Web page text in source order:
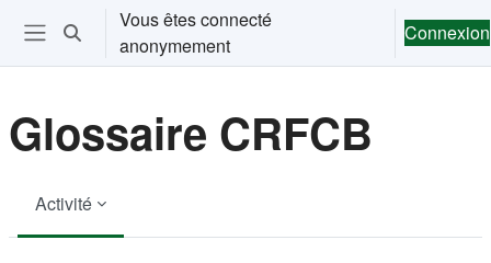
Passer au contenu principal
Ouvrir le menu de navigation
Activer/désactiver la saisie de recherche
Vous êtes connecté
anonymement
Connexion
Glossaire CRFCB
Activité